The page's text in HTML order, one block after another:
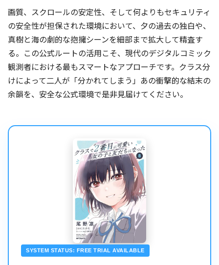
画質、スクロールの安定性、そして何よりもセキュリティ
の安全性が担保された環境において、夕の過去の独白や、
真樹と海の劇的な抱擁シーンを細部まで拡大して精査す
る。この公式ルートの活用こそ、現代のデジタルコミック
観測者における最もスマートなアプローチです。クラス分
けによって二人が「分かれてしまう」あの衝撃的な結末の
余韻を、安全な公式環境で是非見届けてください。
SYSTEM STATUS: FREE TRIAL AVAILABLE